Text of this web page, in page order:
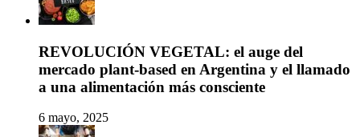
REVOLUCIÓN VEGETAL: el auge del
mercado plant-based en Argentina y el llamado
a una alimentación más consciente
6 mayo, 2025